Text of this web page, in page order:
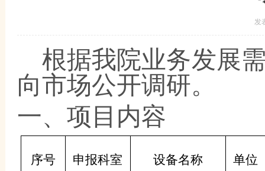
发
根据我院业务发展
向市场公开调研。
一、项目内容
序号 申报科室 设备名称 单位